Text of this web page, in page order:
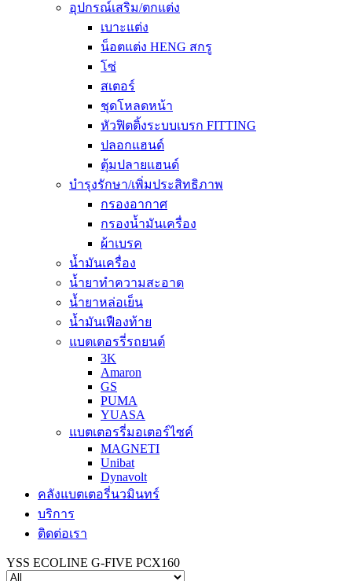
อุปกรณ์เสริม/ตกแต่ง
เบาะแต่ง
น็อตแต่ง HENG สกรู
โซ่
สเตอร์
ชุดโหลดหน้า
หัวฟิตติ้งระบบเบรก FITTING
ปลอกแฮนด์
ตุ้มปลายแฮนด์
บำรุงรักษา/เพิ่มประสิทธิภาพ
กรองอากาศ
กรองน้ำมันเครื่อง
ผ้าเบรค
น้ำมันเครื่อง
น้ำยาทำความสะอาด
น้ำยาหล่อเย็น
น้ำมันเฟืองท้าย
แบตเตอรรี่รถยนต์
3K
Amaron
GS
PUMA
YUASA
แบตเตอรรี่มอเตอร์ไซค์
MAGNETI
Unibat
Dynavolt
คลังแบตเตอรี่นวมินทร์
บริการ
ติดต่อเรา
YSS ECOLINE G-FIVE PCX160